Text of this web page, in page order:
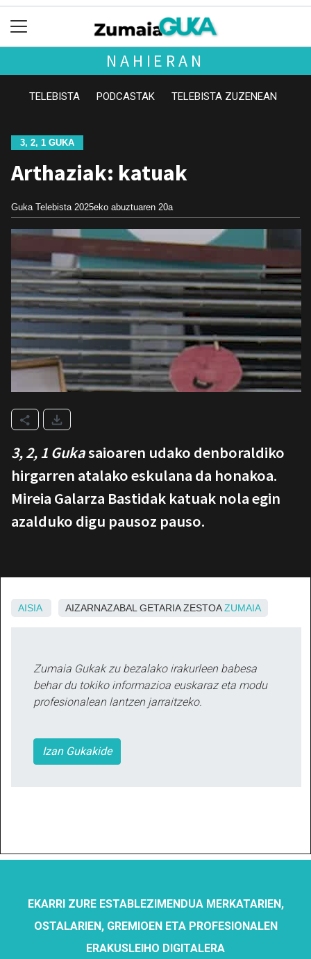
NAHIERAN
TELEBISTA PODCASTAK TELEBISTA ZUZENEAN
3, 2, 1 GUKA
Arthaziak: katuak
Guka Telebista 2025eko abuztuaren 20a
3, 2, 1 Gukasaioaren udako denboraldiko
hirgarren atalako eskulana da honakoa.
Mireia Galarza Bastidak katuak nola egin
azalduko digu pausoz pauso.
AISIA AIZARNAZABAL GETARIA ZESTOAZUMAIA
Zumaia Gukak zu bezalako irakurleen babesa
behar du tokiko informazioa euskaraz eta modu
profesionalean lantzen jarraitzeko.
Izan Gukakide
EKARRI ZURE ESTABLEZIMENDUA MERKATARIEN,
OSTALARIEN, GREMIOEN ETA PROFESIONALEN
ERAKUSLEIHO DIGITALERA